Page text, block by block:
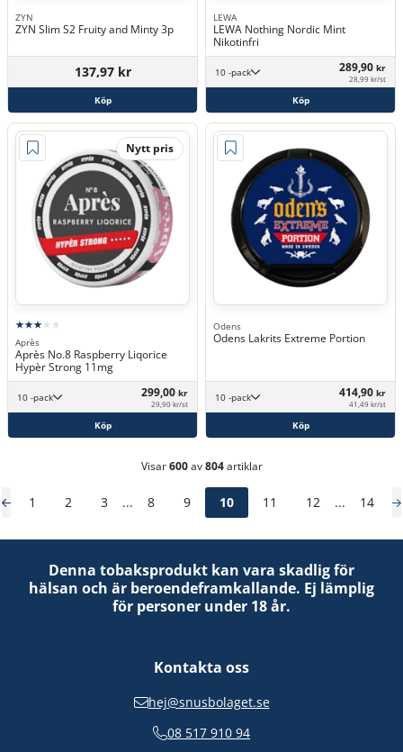
ZYN
ZYN Slim S2 Fruity and Minty 3p
137,97 kr
Köp
LEWA
LEWA Nothing Nordic Mint
Nikotinfri
10 -pack 289,90 kr
28,99 kr/st
Köp
Nytt pris
Après
Après No.8 Raspberry Liqorice
Hypèr Strong 11mg
10 -pack 299,00 kr
29,90 kr/st
Köp
Odens
Odens Lakrits Extreme Portion
10 -pack 414,90 kr
41,49 kr/st
Köp
Visar600av804artiklar
1 2 3 ... 8 9 10 11 12 ... 14
Denna tobaksprodukt kan vara skadlig för
hälsan och är beroendeframkallande. Ej lämplig
för personer under 18 år.
Kontakta oss
hej@snusbolaget.se
08 517 910 94